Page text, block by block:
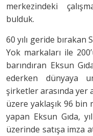
merkezindeki
bulduk.
60 yılı geride bırakan
Yok markaları ile
barındıran Eksun
ederken dünyaya
şirketler arasında yer
üzere yaklaşık 96
yapan Eksun Gıda,
üzerinde satışa imza